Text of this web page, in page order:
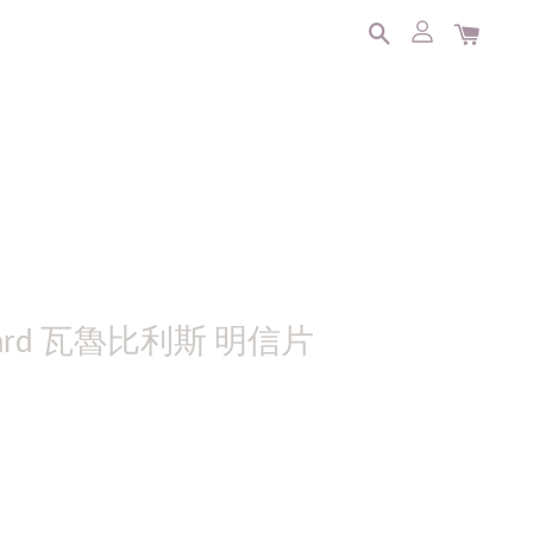
瓦魯比利斯 明信片